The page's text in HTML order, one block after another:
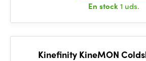
En stock1 uds.
Kinefinity KineMON